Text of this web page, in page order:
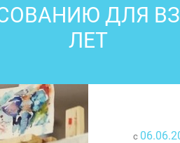
ДЛЯ
ЛЕТ
с